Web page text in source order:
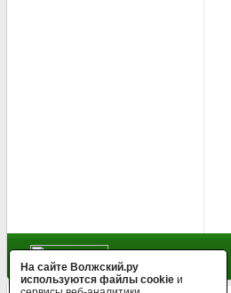
На сайте Волжский.ру
используются файлы cookie и